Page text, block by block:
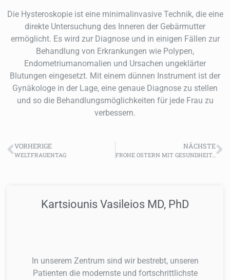
Die Hysteroskopie ist eine minimalinvasive Technik, die eine
direkte Untersuchung des Inneren der Gebärmutter
ermöglicht. Es wird zur Diagnose und in einigen Fällen zur
Behandlung von Erkrankungen wie Polypen,
Endometriumanomalien und Ursachen ungeklärter
Blutungen eingesetzt. Mit einem dünnen Instrument ist der
Gynäkologe in der Lage, eine genaue Diagnose zu stellen
und so die Behandlungsmöglichkeiten für jede Frau zu
verbessern.
VORHERIGE
WELTFRAUENTAG
NÄCHSTE
FROHE OSTERN MIT GESUNDHEIT, FREUDE UND GLÜCK
Kartsiounis Vasileios MD, PhD
In unserem Zentrum sind wir bestrebt, unseren
Patienten die modernste und fortschrittlichste